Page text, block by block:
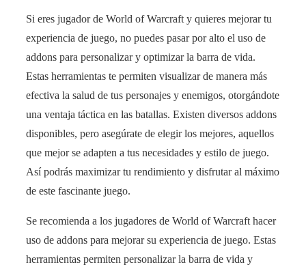
Si eres jugador de World of Warcraft y quieres mejorar tu
experiencia de juego, no puedes pasar por alto el uso de
addons para personalizar y optimizar la barra de vida.
Estas herramientas te permiten visualizar de manera más
efectiva la salud de tus personajes y enemigos, otorgándote
una ventaja táctica en las batallas. Existen diversos addons
disponibles, pero asegúrate de elegir los mejores, aquellos
que mejor se adapten a tus necesidades y estilo de juego.
Así podrás maximizar tu rendimiento y disfrutar al máximo
de este fascinante juego.
Se recomienda a los jugadores de World of Warcraft hacer
uso de addons para mejorar su experiencia de juego. Estas
herramientas permiten personalizar la barra de vida y